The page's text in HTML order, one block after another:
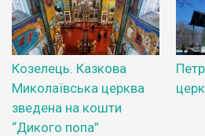
Козелець. Казкова
Миколаївська церква
зведена на кошти
“Дикого попа”